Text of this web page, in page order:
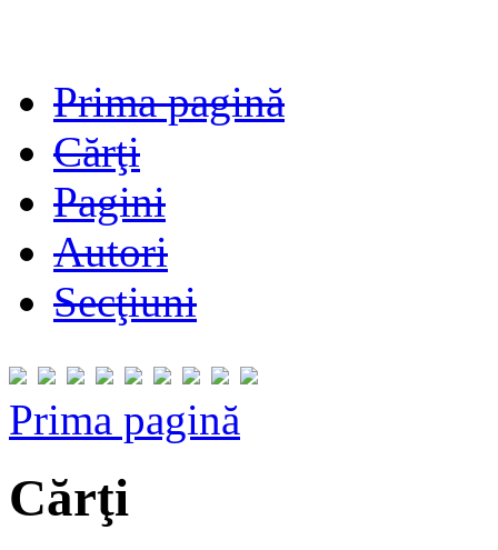
Prima pagină
Cărţi
Pagini
Autori
Secţiuni
Prima pagină
Cărţi